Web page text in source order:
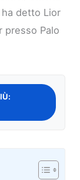
detto Lior
presso Palo